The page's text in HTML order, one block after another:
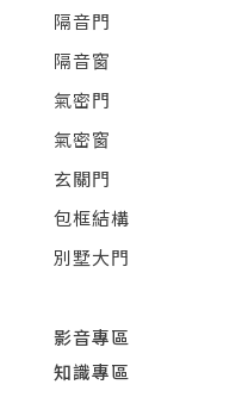
隔音門
隔音窗
氣密門
氣密窗
玄關門
包框結構
別墅大門
影音專區
知識專區